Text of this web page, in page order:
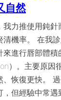
自然
我力推使用鈍針
清機率。 在我
來進行唇部體積
）。主要原因
、恢復更快。
，但經驗中常遇